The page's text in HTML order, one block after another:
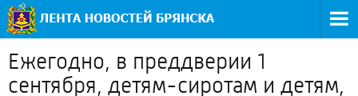
Ежегодно, в преддверии 1
сентября, детям-сиротам и детям,